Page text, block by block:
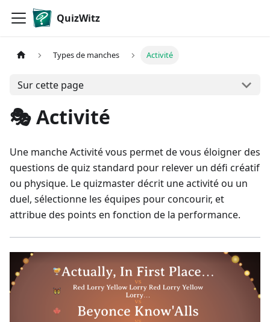
QuizWitz
Types de manches Activité
Sur cette page
🎭 Activité
Une manche Activité vous permet de vous éloigner des
questions de quiz standard pour relever un défi créatif
ou physique. Le quizmaster décrit une activité ou un
duel, sélectionne les équipes pour concourir, et
attribue des points en fonction de la performance.